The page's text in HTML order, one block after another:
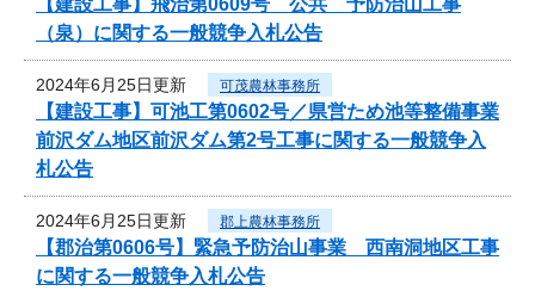
（泉）に関する一般競争入札公告
2024年6月25日更新 可茂農林事務所
【建設工事】可池工第0602号／県営ため池等整備事業
前沢ダム地区前沢ダム第2号工事に関する一般競争入
札公告
2024年6月25日更新 郡上農林事務所
【郡治第0606号】緊急予防治山事業 西南洞地区工事
に関する一般競争入札公告